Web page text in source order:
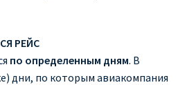
РЕЙС
по определенным дням. В
дни, по которым авиакомпания